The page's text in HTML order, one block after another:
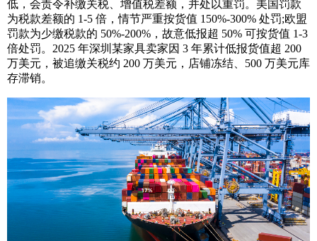
低，会责令补缴关税、增值税差额，并处以重罚。美国罚款
为税款差额的 1-5 倍，情节严重按货值 150%-300% 处罚;欧盟
罚款为少缴税款的 50%-200%，故意低报超 50% 可按货值 1-3
倍处罚。2025 年深圳某家具卖家因 3 年累计低报货值超 200
万美元，被追缴关税约 200 万美元，店铺冻结、500 万美元库
存滞销。